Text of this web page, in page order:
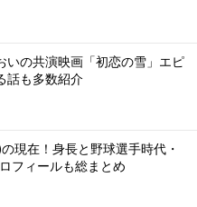
いの共演映画「初恋の雪」エピ
話も多数紹介
現在！身長と野球選手時代・
フィールも総まとめ